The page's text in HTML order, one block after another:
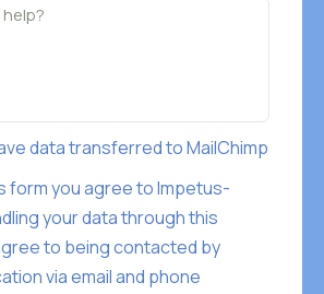
data transferred to MailChimp
form you agree to Impetus-
your data through this
to being contacted by
via email and phone